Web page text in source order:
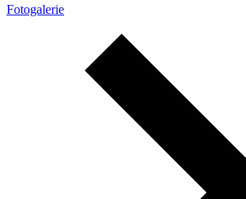
Fotogalerie